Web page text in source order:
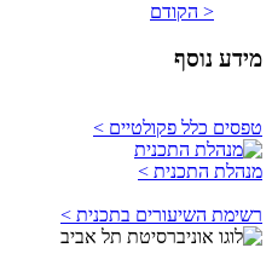
< הקודם
מידע נוסף
טפסים כלל פקולטיים >
מנהלת התכנית >
רשימת השיעורים בתכנית >